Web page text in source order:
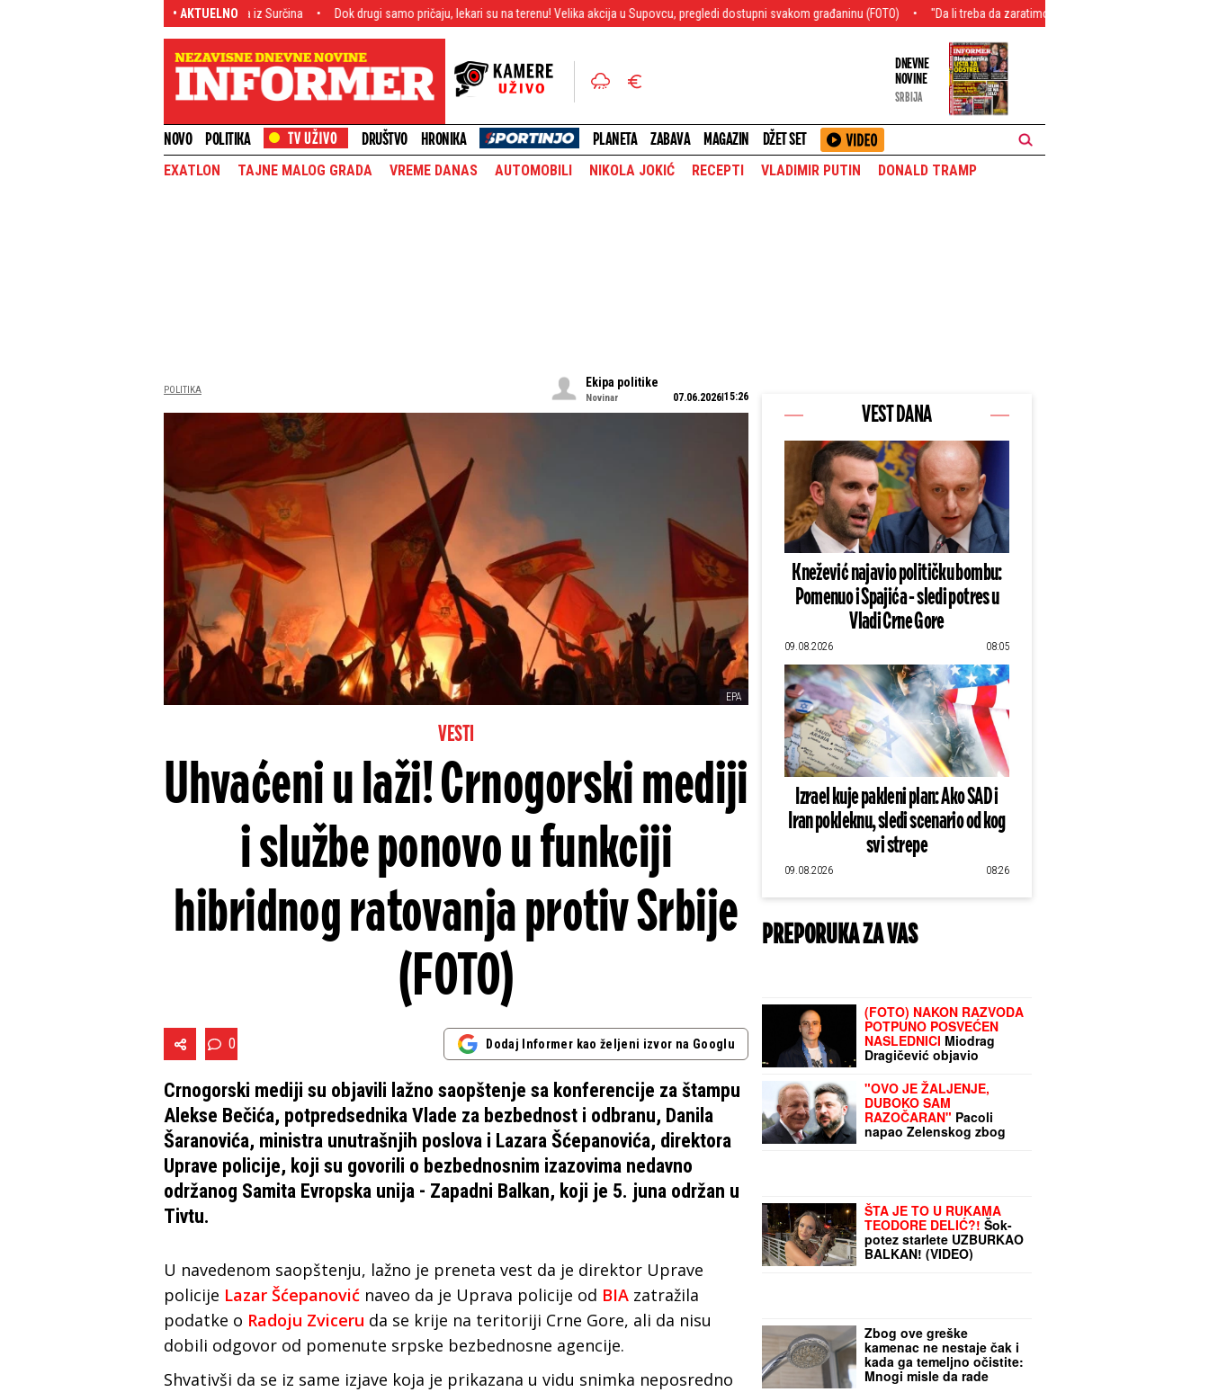
• AKTUELNO
hitan zahtev za serijskog lopova iz Surčina Dok drugi samo pričaju, lekari su na terenu! Velika akcija u Supovcu, pregledi dostupni svakom građaninu (FOTO) "Da li treba da zaratimo s NATO?!": Vučić se obratio kritičarima, pa i
DNEVNE
NOVINE
SRBIJA
NOVO POLITIKA DRUŠTVO HRONIKA PLANETA ZABAVA MAGAZIN DŽET SET
EXATLON TAJNE MALOG GRADA VREME DANAS AUTOMOBILI NIKOLA JOKIĆ RECEPTI VLADIMIR PUTIN DONALD TRAMP
POLITIKA
Ekipa politike
Novinar 07.06.2026 15:26
EPA
VESTI
Uhvaćeni u laži! Crnogorski mediji
i službe ponovo u funkciji
hibridnog ratovanja protiv Srbije
(FOTO)
0 Dodaj Informer kao željeni izvor na Googlu
Crnogorski mediji su objavili lažno saopštenje sa konferencije za štampu
Alekse Bečića, potpredsednika Vlade za bezbednost i odbranu, Danila
Šaranovića, ministra unutrašnjih poslova i Lazara Šćepanovića, direktora
Uprave policije, koji su govorili o bezbednosnim izazovima nedavno
održanog Samita Evropska unija - Zapadni Balkan, koji je 5. juna održan u
Tivtu.
U navedenom saopštenju, lažno je preneta vest da je direktor Uprave
policije Lazar Šćepanović naveo da je Uprava policije od BIA zatražila
podatke o Radoju Zviceru da se krije na teritoriji Crne Gore, ali da nisu
dobili odgovor od pomenute srpske bezbednosne agencije.
Shvativši da se iz same izjave koja je prikazana u vidu snimka neposredno
VEST DANA
Knežević najavio političku bombu:
Pomenuo i Spajića - sledi potres u
Vladi Crne Gore
09.08.2026 08:05
Izrael kuje pakleni plan: Ako SAD i
Iran pokleknu, sledi scenario od kog
svi strepe
09.08.2026 08:26
PREPORUKA ZA VAS
(FOTO) NAKON RAZVODA
POTPUNO POSVEĆEN
NASLEDNICI Miodrag
Dragičević objavio
je mamina slika i prilika
"OVO JE ŽALJENJE,
DUBOKO SAM
RAZOČARAN" Pacoli
napao Zelenskog zbog
ŠTA JE TO U RUKAMA
TEODORE DELIĆ?! Šok-
potez starlete UZBURKAO
BALKAN! (VIDEO)
Zbog ove greške
kamenac ne nestaje čak i
kada ga temeljno očistite:
Mnogi misle da rade